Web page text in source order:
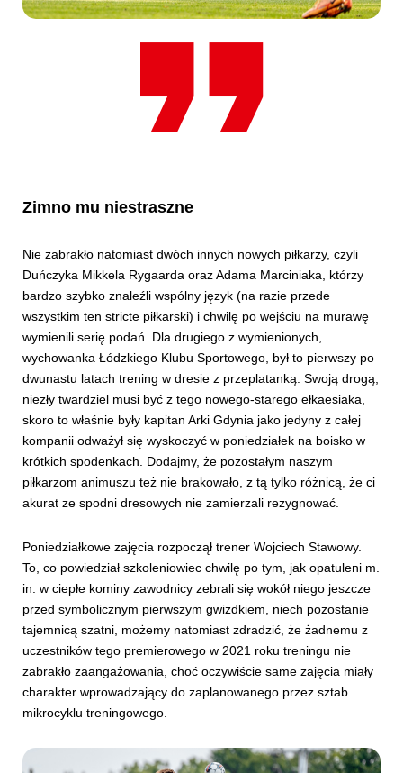
Zimno mu niestraszne
Nie zabrakło natomiast dwóch innych nowych piłkarzy, czyli
Duńczyka Mikkela Rygaarda oraz Adama Marciniaka, którzy
bardzo szybko znaleźli wspólny język (na razie przede
wszystkim ten stricte piłkarski) i chwilę po wejściu na murawę
wymienili serię podań. Dla drugiego z wymienionych,
wychowanka Łódzkiego Klubu Sportowego, był to pierwszy po
dwunastu latach trening w dresie z przeplatanką. Swoją drogą,
niezły twardziel musi być z tego nowego-starego ełkaesiaka,
skoro to właśnie były kapitan Arki Gdynia jako jedyny z całej
kompanii odważył się wyskoczyć w poniedziałek na boisko w
krótkich spodenkach. Dodajmy, że pozostałym naszym
piłkarzom animuszu też nie brakowało, z tą tylko różnicą, że ci
akurat ze spodni dresowych nie zamierzali rezygnować.
Poniedziałkowe zajęcia rozpoczął trener Wojciech Stawowy.
To, co powiedział szkoleniowiec chwilę po tym, jak opatuleni m.
in. w ciepłe kominy zawodnicy zebrali się wokół niego jeszcze
przed symbolicznym pierwszym gwizdkiem, niech pozostanie
tajemnicą szatni, możemy natomiast zdradzić, że żadnemu z
uczestników tego premierowego w 2021 roku treningu nie
zabrakło zaangażowania, choć oczywiście same zajęcia miały
charakter wprowadzający do zaplanowanego przez sztab
mikrocyklu treningowego.